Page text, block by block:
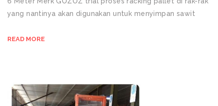
yang nantinya akan digunakan untuk menyimpan sawit
READ MORE